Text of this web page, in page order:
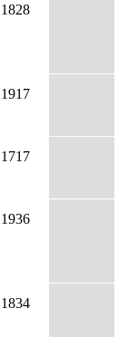
1828
1917
1717
1936
1834